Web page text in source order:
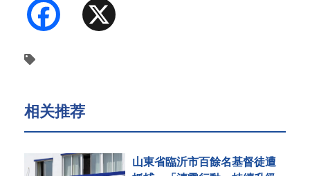
Facebook
相关推荐
山東省臨沂市百餘名基督徒遭